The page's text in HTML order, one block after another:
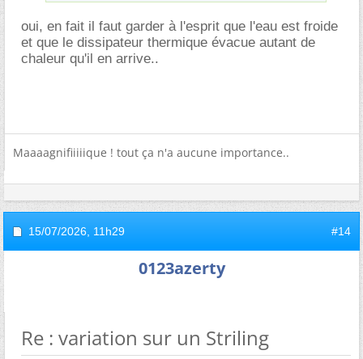
oui, en fait il faut garder à l'esprit que l'eau est froide
et que le dissipateur thermique évacue autant de
chaleur qu'il en arrive..
Maaaagnifiiiiique ! tout ça n'a aucune importance..
15/07/2026, 11h29 #14
0123azerty
Re : variation sur un Striling